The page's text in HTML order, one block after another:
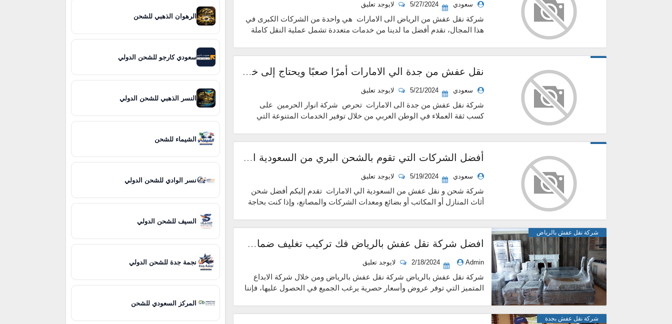
سعودي 5/27/2024 لايوجد تعليق
شركة نقل عفش من الرياض الى الامارات هي واحدة من الشركات الكبرى في
هذا المجال، نقدم أفضل ما لدينا من خدمات متعددة تشمل عملية النقل كاملة
نقل عفش من جدة الي الامارات أمرًا صعبًا ويحتاج إلى خبرة ومعرفة
سعودي 5/21/2024 لايوجد تعليق
شركة نقل عفش من جدة الى الامارات تحرص شركة انوار الحرمين على
كسب ثقة العملاء في الوطن العربي من خلال توفير الخدمات المتنوعة التي
أفضل الشركات التي تقوم بالشحن البري من السعودية الي الامارات
سعودي 5/19/2024 لايوجد تعليق
شركة شحن و نقل عفش من السعودية الي الامارات تقدم إليكم أفضل شحن
أثاث المنازل أو المكاتب أو بضائع ومعدات الشركات والمصانع، وإذا كنت بحاجة
شركة نقل عفش بالرياض
افضل شركة نقل عفش بالرياض فك تركيب تغليف ضمان | شركة الابداع المتميز
Admin
2/18/2024 لايوجد تعليق
شركة نقل عفش بالرياض شركة نقل عفش بالرياض ومن خلال شركة الابداع
المتميز التي توفر عروض وأسعار حصرية يرغب الجميع في الحصول عليها، فإننا
شركة نقل عفش بجدة
الرهوان الذهبي للشحن
سعودي كارجو للشحن الدولي
النسر الذهبي للشحن الدولي
الشيماء للشحن
نسر الوادي للشحن الدولي
السيف للشحن الدولي
نجمة جدة للشحن الدولي
المركز السعودي للشحن